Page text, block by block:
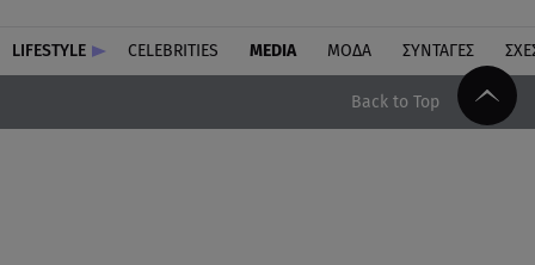
LIFESTYLE CELEBRITIES MEDIA ΜΟΔΑ ΣΥΝΤΑΓΕΣ
Back to Top